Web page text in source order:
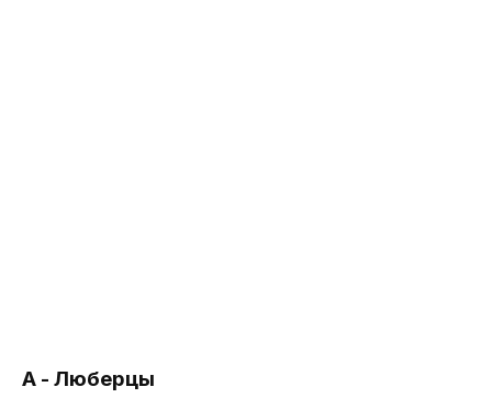
А - Люберцы